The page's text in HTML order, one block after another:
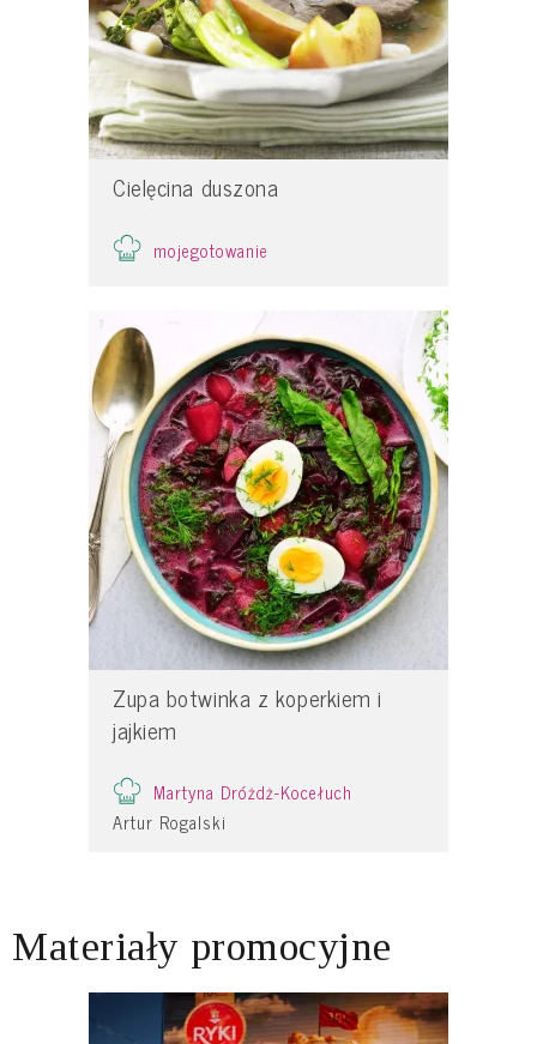
Cielęcina duszona
mojegotowanie
Zupa botwinka z koperkiem i
jajkiem
Martyna Dróżdż-Kocełuch
Artur Rogalski
Materiały promocyjne